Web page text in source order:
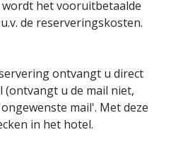
het vooruitbetaalde
de reserveringskosten.
ontvangt u direct
u de mail niet,
mail'. Met deze
in het hotel.